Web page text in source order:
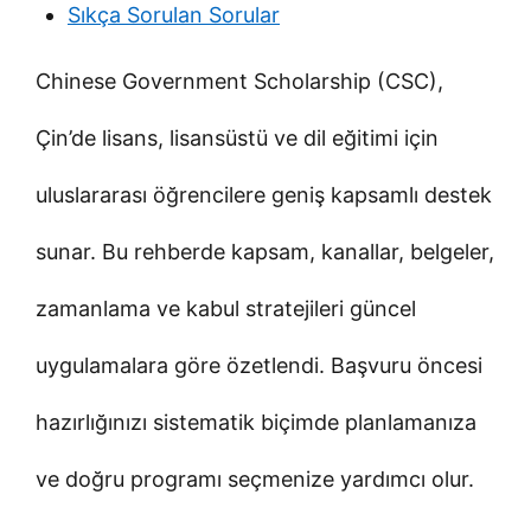
Sıkça Sorulan Sorular
Chinese Government Scholarship (CSC),
Çin’de lisans, lisansüstü ve dil eğitimi için
uluslararası öğrencilere geniş kapsamlı destek
sunar. Bu rehberde kapsam, kanallar, belgeler,
zamanlama ve kabul stratejileri güncel
uygulamalara göre özetlendi. Başvuru öncesi
hazırlığınızı sistematik biçimde planlamanıza
ve doğru programı seçmenize yardımcı olur.